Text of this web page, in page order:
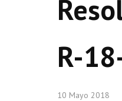
R-
10 Mayo 2018